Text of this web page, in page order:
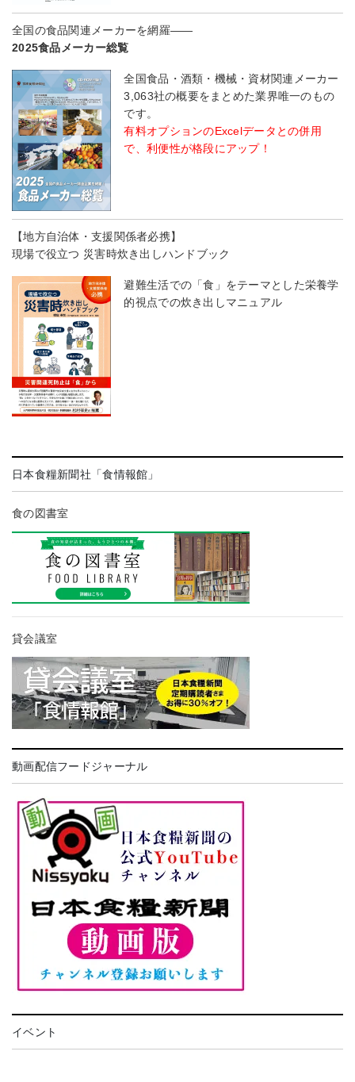
全国の食品関連メーカーを網羅――
2025食品メーカー総覧
全国食品・酒類・機械・資材関連メーカー
3,063社の概要をまとめた業界唯一のもの
です。
有料オプションのExcelデータとの併用
で、利便性が格段にアップ！
【地方自治体・支援関係者必携】
現場で役立つ 災害時炊き出しハンドブック
避難生活での「食」をテーマとした栄養学
的視点での炊き出しマニュアル
日本食糧新聞社「食情報館」
食の図書室
貸会議室
動画配信フードジャーナル
イベント